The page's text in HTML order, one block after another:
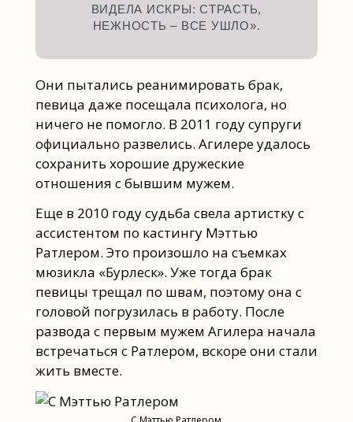
ВИДЕЛА ИСКРЫ: СТРАСТЬ,
НЕЖНОСТЬ – ВСЕ УШЛО».
Они пытались реанимировать брак,
певица даже посещала психолога, но
ничего не помогло. В 2011 году супруги
официально развелись. Агилере удалось
сохранить хорошие дружеские
отношения с бывшим мужем.
Еще в 2010 году судьба свела артистку с
ассистентом по кастингу Мэттью
Ратлером. Это произошло на съемках
мюзикла «Бурлеск». Уже тогда брак
певицы трещал по швам, поэтому она с
головой погрузилась в работу. После
развода с первым мужем Агилера начала
встречаться с Ратлером, вскоре они стали
жить вместе.